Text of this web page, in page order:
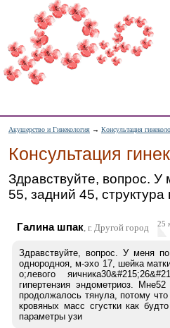
Акушерство и Гинекология → Консультация
Консультация
Здравствуйте, вопрос.
55, задний 45,
Галина шпак, г. Другой город 25
Здравствуйте, вопрос. У меня
однородноя, м-эхо 17, шейка
о;левого
гипертензия эндометриоз.
продолжалось тянула, потому
кровяных масс сгустки как
параметры узи